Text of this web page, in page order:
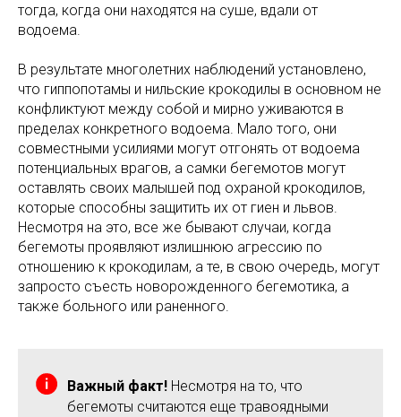
тогда, когда они находятся на суше, вдали от
водоема.
В результате многолетних наблюдений установлено,
что гиппопотамы и нильские крокодилы в основном не
конфликтуют между собой и мирно уживаются в
пределах конкретного водоема. Мало того, они
совместными усилиями могут отгонять от водоема
потенциальных врагов, а самки бегемотов могут
оставлять своих малышей под охраной крокодилов,
которые способны защитить их от гиен и львов.
Несмотря на это, все же бывают случаи, когда
бегемоты проявляют излишнюю агрессию по
отношению к крокодилам, а те, в свою очередь, могут
запросто съесть новорожденного бегемотика, а
также больного или раненного.
Важный факт! Несмотря на то, что
бегемоты считаются еще травоядными